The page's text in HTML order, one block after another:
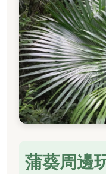
蒲葵周邊